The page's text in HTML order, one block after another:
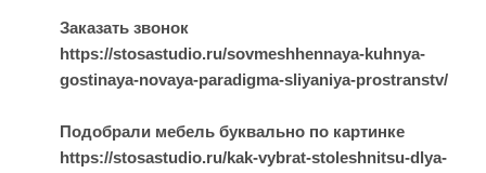
Заказать звонок
https://stosastudio.ru/sovmeshhennaya-kuhnya-
gostinaya-novaya-paradigma-sliyaniya-prostranstv/
Подобрали мебель буквально по картинке
https://stosastudio.ru/kak-vybrat-stoleshnitsu-dlya-